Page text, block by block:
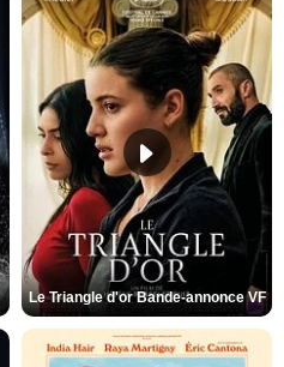
Le Triangle d'or Bande-annonce VF